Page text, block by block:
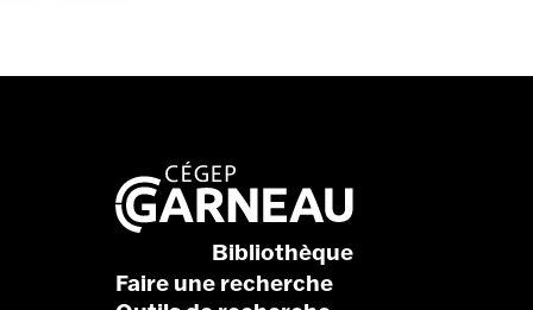
Faire une recherche
Bibliothèque